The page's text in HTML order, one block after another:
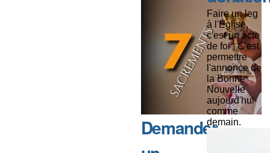
Demander
Faire un leg
à l'Église,
c'est un acte
de foi ! C'est
permettre
l'annonce de
la Bonne
Nouvelle
aujourd'hui
comme
demain.